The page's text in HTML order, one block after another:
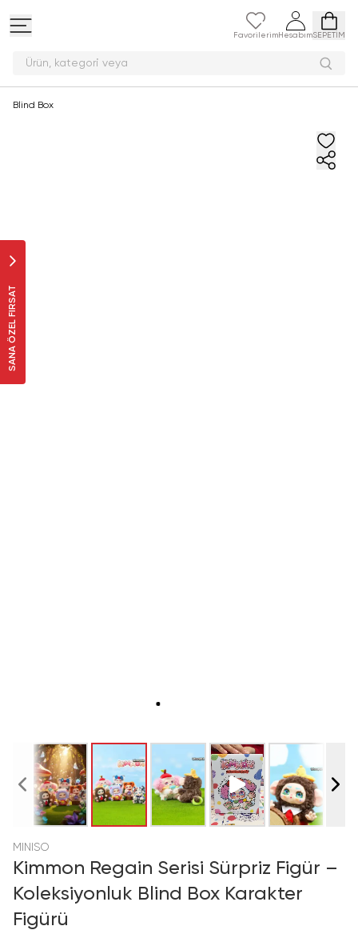
Favorilerim HesabımSEPETİM
Ürün, kategor
SANA ÖZEL FIRSAT
Blind Box
MINISO
Kimmon Regain Serisi Sürpriz Figür –
Koleksiyonluk Blind Box Karakter
Figürü